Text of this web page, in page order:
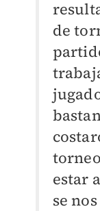
de
estar
se